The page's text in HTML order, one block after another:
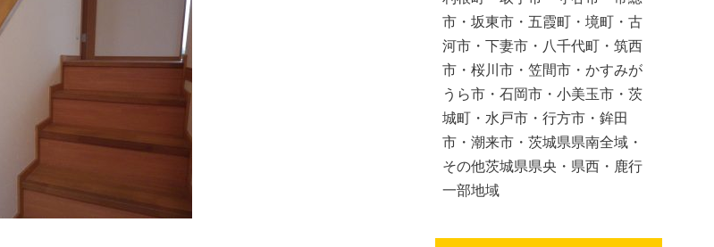
市・坂東市・五霞町・境町・古
河市・下妻市・八千代町・筑西
市・桜川市・笠間市・かすみが
うら市・石岡市・小美玉市・茨
城町・水戸市・行方市・鉾田
市・潮来市・茨城県県南全域・
その他茨城県県央・県西・鹿行
一部地域